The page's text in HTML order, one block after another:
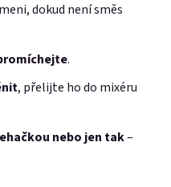
dokud není směs
.
, přelijte ho do mixéru
nebo jen tak–